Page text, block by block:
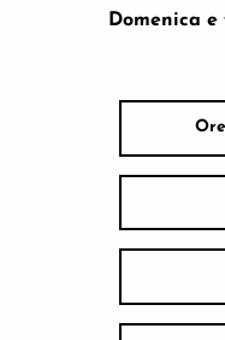
Domenica